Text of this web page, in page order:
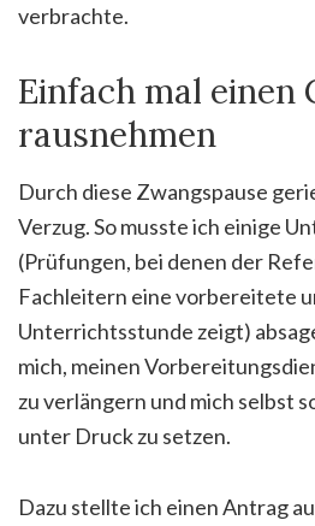
verbrachte.
Einfach mal einen
rausnehmen
Durch diese Zwangspause
Verzug. So musste ich einige
(Prüfungen, bei denen der
Fachleitern eine vorbereitete
Unterrichtsstunde zeigt)
mich, meinen
zu verlängern und mich selbst
unter Druck zu setzen.
Dazu stellte ich einen Antrag